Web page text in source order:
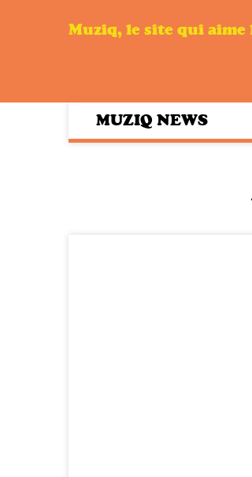
Muziq, le site qui aime
MUZIQ NEWS